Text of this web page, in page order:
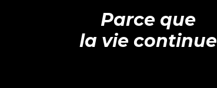
Parce que
la vie continue